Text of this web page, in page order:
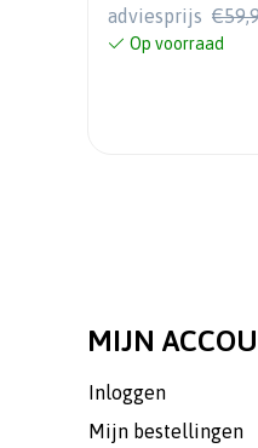
adviesprijs
Op voorraad
MIJN
Inloggen
Mijn bestellingen